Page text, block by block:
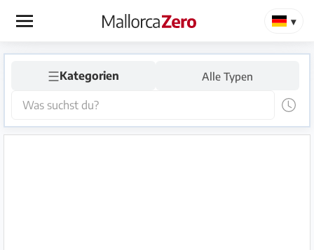
×
Startseite
Anzeige
aufgeben
☰Kategorien Alle Typen